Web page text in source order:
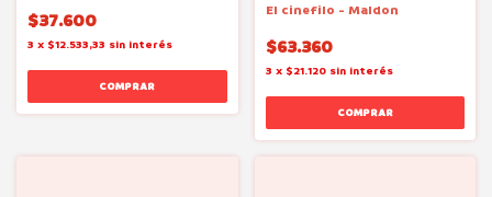
$37.600
3 x $12.533,33 sin interés
El cinefilo - Maldon
$63.360
3 x $21.120 sin interés